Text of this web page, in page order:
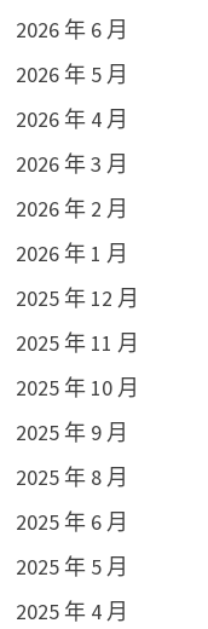
2026 年 6 月
2026 年 5 月
2026 年 4 月
2026 年 3 月
2026 年 2 月
2026 年 1 月
2025 年 12 月
2025 年 11 月
2025 年 10 月
2025 年 9 月
2025 年 8 月
2025 年 6 月
2025 年 5 月
2025 年 4 月